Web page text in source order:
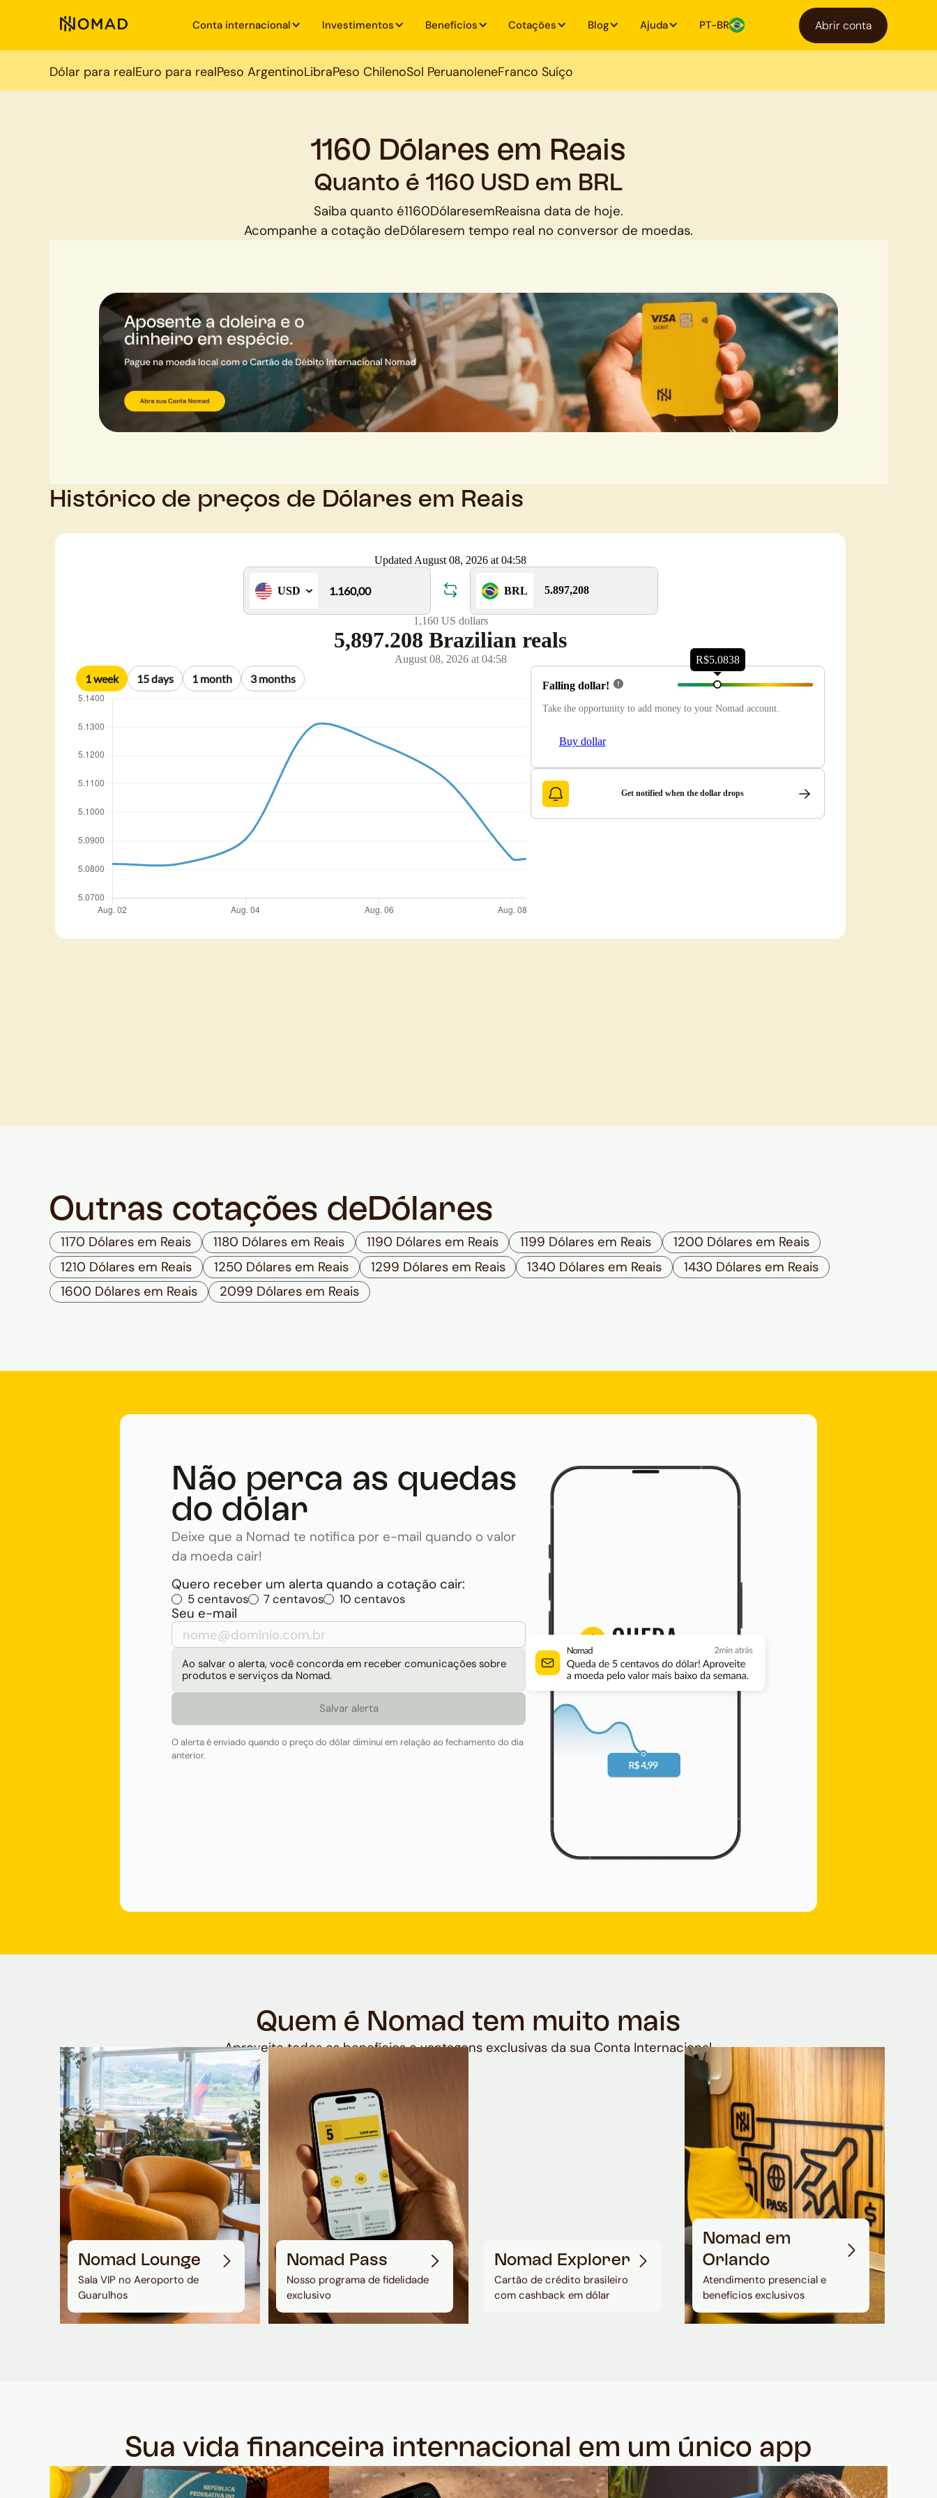
Conta internacional Investimentos Benefícios Cotações Blog Ajuda PT-BR Abrir conta
Dólar para realEuro para realPeso ArgentinoLibraPeso ChilenoSol PeruanoIeneFranco Suíço
1160 Dólares em Reais
Quanto é 1160 USD em BRL
Saiba quanto é1160DólaresemReaisna data de hoje.
Acompanhe a cotação deDólaresem tempo real no conversor de moedas.
Histórico de preços de Dólares em Reais
Outras cotações de Dólares
1170 Dólares em Reais 1180 Dólares em Reais 1190 Dólares em Reais 1199 Dólares em Reais
1200 Dólares em Reais
1210 Dólares em Reais
1250 Dólares em Reais 1299 Dólares em Reais 1340 Dólares em Reais
1430 Dólares em Reais
1600 Dólares em Reais
2099 Dólares em Reais
Não perca as quedas
do dólar
Deixe que a Nomad te notifica por e-mail quando o valor
da moeda cair!
Quero receber um alerta quando a cotação cair:
5 centavos 7 centavos 10 centavos
Seu e-mail
Ao salvar o alerta, você concorda em receber comunicações sobre
produtos e serviços da Nomad.
O alerta é enviado quando o preço do dólar diminui em relação ao fechamento do dia
anterior.
Quem é Nomad tem muito mais
Aproveite todos os benefícios e vantagens exclusivas da sua Conta Internacional
Nomad Lounge
Sala VIP no Aeroporto de
Guarulhos
Nomad Pass
Nosso programa de fidelidade
exclusivo
Nomad Explorer
Cartão de crédito brasileiro
com cashback em dólar
Nomad em
Orlando
Atendimento presencial e
benefícios exclusivos
Sua vida financeira internacional em um único app